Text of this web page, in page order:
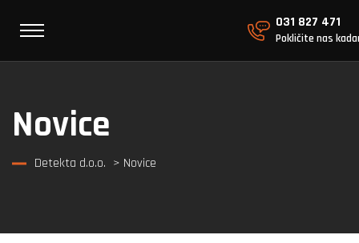
031 827 471
Pokličite nas
Novice
Detekta d.o.o. > Novice